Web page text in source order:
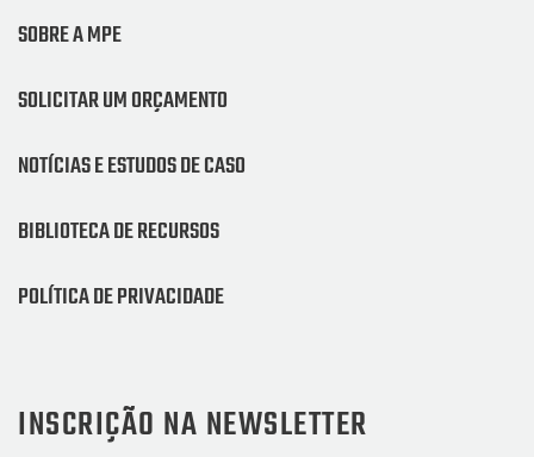
SOBRE A MPE
SOLICITAR UM ORÇAMENTO
NOTÍCIAS E ESTUDOS DE CASO
BIBLIOTECA DE RECURSOS
POLÍTICA DE PRIVACIDADE
INSCRIÇÃO NA NEWSLETTER